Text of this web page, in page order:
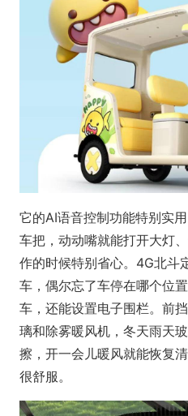
它的AI语音控制功能特别实
车把，动动嘴就能打开大灯
作的时候特别省心。4G北斗
车，偶尔忘了车停在哪个位
车，还能设置电子围栏。前
璃和除雾暖风机，冬天雨天
擦，开一会儿暖风就能恢复
很舒服。